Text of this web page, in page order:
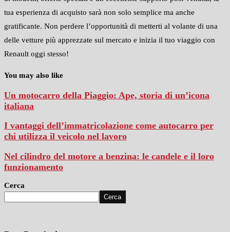
tua esperienza di acquisto sarà non solo semplice ma anche
gratificante. Non perdere l’opportunità di metterti al volante di una
delle vetture più apprezzate sul mercato e inizia il tuo viaggio con
Renault oggi stesso!
You may also like
Un motocarro della Piaggio: Ape, storia di un’icona
italiana
I vantaggi dell’immatricolazione come autocarro per
chi utilizza il veicolo nel lavoro
Nel cilindro del motore a benzina: le candele e il loro
funzionamento
Cerca
Cerca